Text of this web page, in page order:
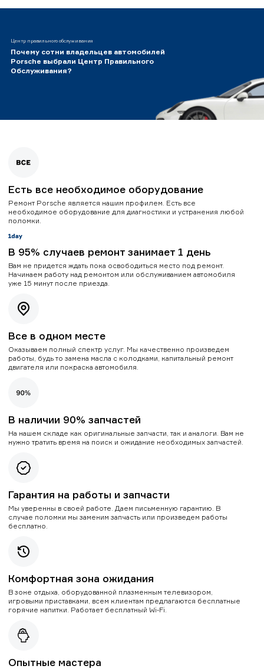
Центр правильного обслуживания
Почему сотни владельцев автомобилей
Porsche выбрали Центр Правильного
Обслуживания?
Есть все необходимое оборудование
Ремонт Porsche является нашим профилем. Есть все
необходимое оборудование для диагностики и устранения любой
поломки.
В 95% случаев ремонт занимает 1 день
Вам не придется ждать пока освободиться место под ремонт.
Начинаем работу над ремонтом или обслуживанием автомобиля
уже 15 минут после приезда.
Все в одном месте
Оказываем полный спектр услуг. Мы качественно произведем
работы, будь то замена масла с колодками, капитальный ремонт
двигателя или покраска автомобиля.
В наличии 90% запчастей
На нашем складе как оригинальные запчасти, так и аналоги. Вам не
нужно тратить время на поиск и ожидание необходимых запчастей.
Гарантия на работы и запчасти
Мы уверенны в своей работе. Даем письменную гарантию. В
случае поломки мы заменим запчасть или произведем работы
бесплатно.
Комфортная зона ожидания
В зоне отдыха, оборудованной плазменным телевизором,
игровыми приставками, всем клиентам предлагаются бесплатные
горячие напитки. Работает бесплатный Wi-Fi.
Опытные мастера